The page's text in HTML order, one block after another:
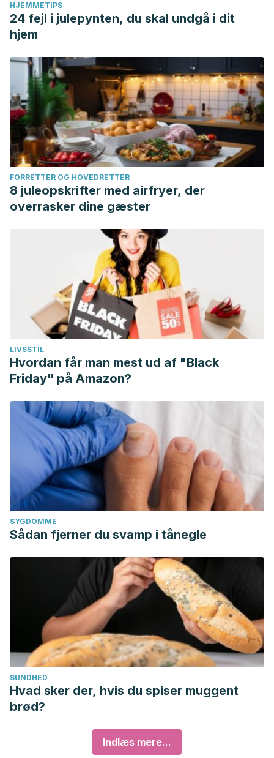
HJEMMETIPS
24 fejl i julepynten, du skal undgå i dit
hjem
FORRETTER OG HOVEDRETTER
8 juleopskrifter med airfryer, der
overrasker dine gæster
LIVSSTIL
Hvordan får man mest ud af "Black
Friday" på Amazon?
SYGDOMME
Sådan fjerner du svamp i tånegle
SUNDHED
Hvad sker der, hvis du spiser muggent
brød?
Indlæs mere...